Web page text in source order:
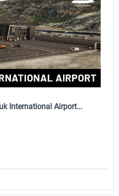
International Airport...